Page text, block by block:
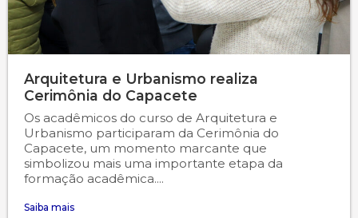
Arquitetura e Urbanismo realiza
Cerimônia do Capacete
Os acadêmicos do curso de Arquitetura e
Urbanismo participaram da Cerimônia do
Capacete, um momento marcante que
simbolizou mais uma importante etapa da
formação acadêmica....
Saiba mais